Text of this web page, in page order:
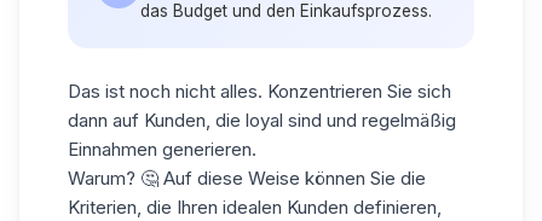
das Budget und den Einkaufsprozess.
Das ist noch nicht alles. Konzentrieren Sie sich
dann auf Kunden, die loyal sind und regelmäßig
Einnahmen generieren.
Warum? 🤔 Auf diese Weise können Sie die
Kriterien, die Ihren idealen Kunden definieren,